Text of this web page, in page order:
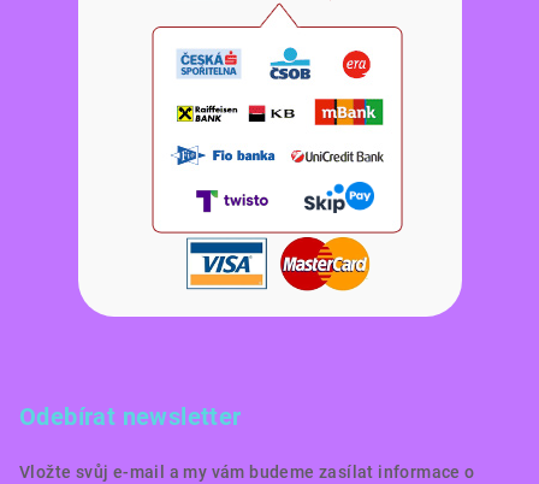
Odebírat newsletter
Vložte svůj e-mail a my vám budeme zasílat informace o